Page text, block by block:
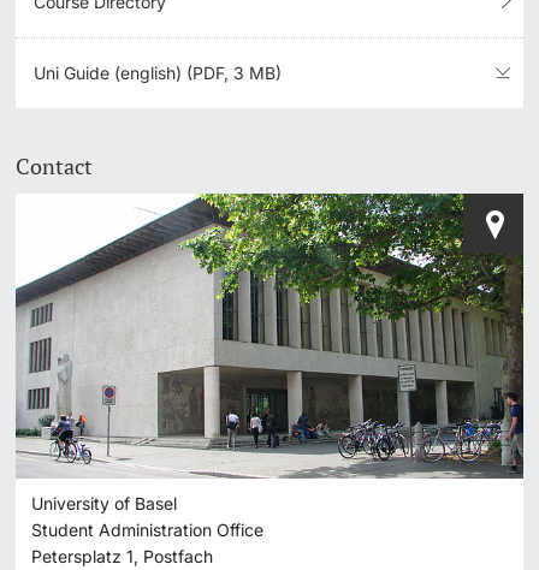
Uni Guide (english) (PDF, 3 MB)
Contact
University of Basel
Student Administration Office
Petersplatz 1, Postfach